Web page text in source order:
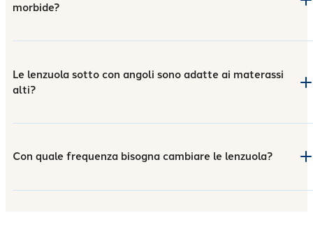
morbide?
Le lenzuola sotto con angoli sono adatte ai materassi
alti?
Con quale frequenza bisogna cambiare le lenzuola?